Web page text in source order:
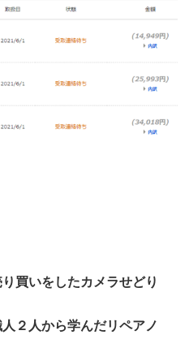
買いをしたカメラせどり
２人から学んだリペアノ